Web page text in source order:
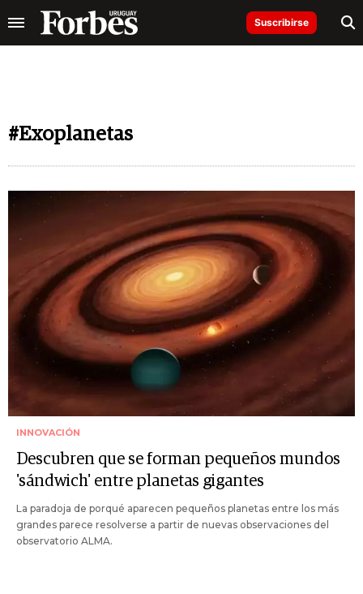
Suscribirse
#Exoplanetas
INNOVACIÓN
Descubren que se forman pequeños mundos
'sándwich' entre planetas gigantes
La paradoja de porqué aparecen pequeños planetas entre los más
grandes parece resolverse a partir de nuevas observaciones del
observatorio ALMA.